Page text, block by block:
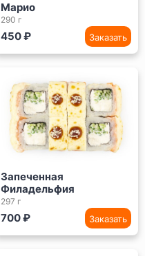
Марио
290 г
450 ₽ Заказать
Запеченная
Филадельфия
297 г
700 ₽ Заказать